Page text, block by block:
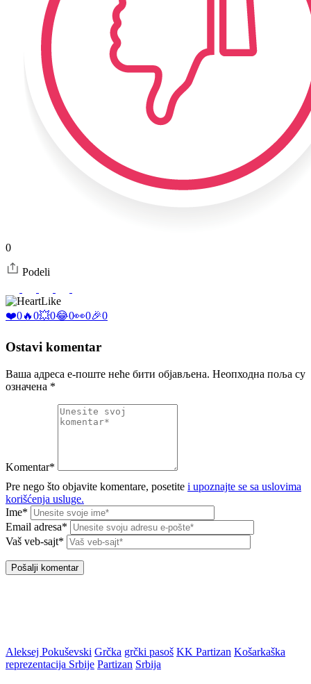
0
Podeli
Like
❤️0🔥0💥0😂0👀0🎉0
Ostavi komentar
Ваша адреса е-поште неће бити објављена. Неопходна поља су
означена *
Komentar*
Pre nego što objavite komentare, posetite i upoznajte se sa uslovima
korišćenja usluge.
Ime*
Email adresa*
Vaš veb-sajt*
Aleksej Pokuševski Grčka grčki pasoš KK Partizan Košarkaška
reprezentacija Srbije Partizan Srbija